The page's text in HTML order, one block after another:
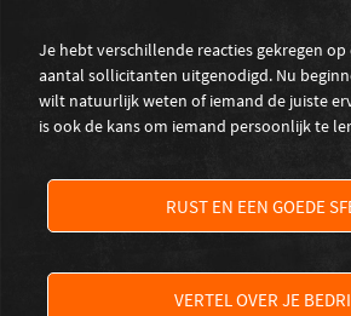
Je hebt verschillende reacties gekregen op
aantal sollicitanten uitgenodigd. Nu
wilt natuurlijk weten of iemand de juiste
is ook de kans om iemand persoonlijk te
RUST EN EEN GOEDE
VERTEL OVER JE